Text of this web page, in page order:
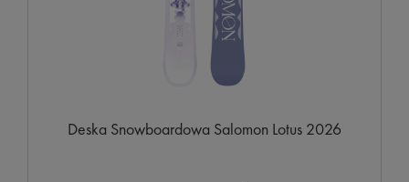
Deska Snowboardowa Salomon Lotus 2026